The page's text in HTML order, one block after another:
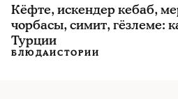
Кёфте, искендер кебаб,
чорбасы, симит, гёзлеме:
Турции
БЛЮДАИСТОРИИ